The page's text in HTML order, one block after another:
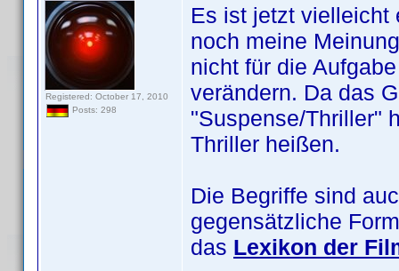
Registered: October 17, 2010
Posts: 298
Es ist jetzt vielleicht
noch meine
nicht für die
verändern. Da das
"Suspense/Thriller"
Thriller heißen.
Die Begriffe sind
gegensätzliche
das Lexikon der